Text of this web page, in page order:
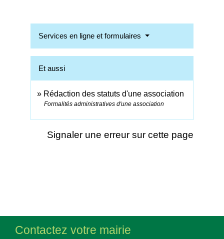
Services en ligne et formulaires
Et aussi
Rédaction des statuts d'une association
Formalités administratives d'une association
Signaler une erreur sur cette page
Contactez votre mairie